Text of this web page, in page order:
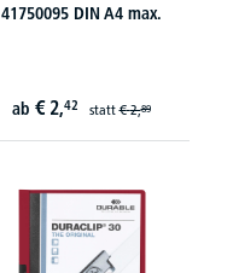
41750095 DIN A4 max.
ab € 2,42 statt€ 2,89